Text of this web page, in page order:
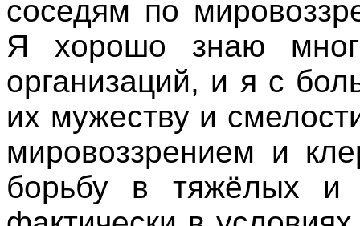
соседям по
Я хорошо знаю
организаций, и я с
их мужеству и
мировоззрением и
борьбу в тяжёлых и